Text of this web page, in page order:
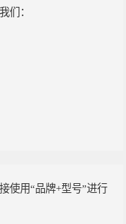
们：
使用“品牌+型号”进行